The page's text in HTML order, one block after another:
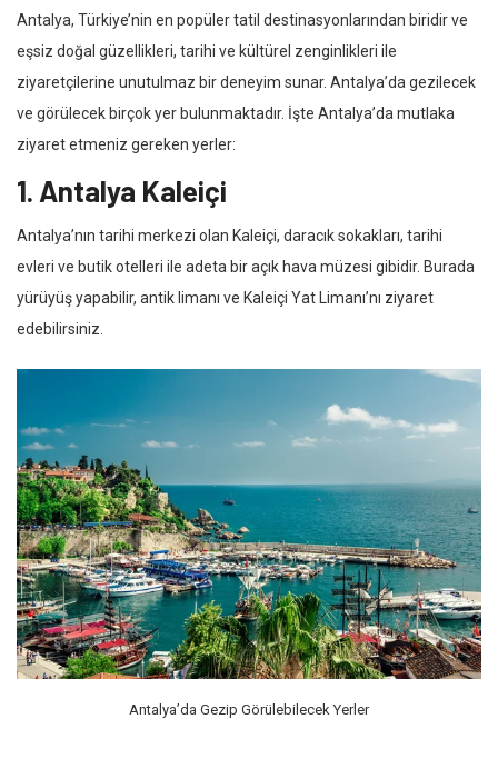
Antalya, Türkiye’nin en popüler tatil destinasyonlarından biridir ve
eşsiz doğal güzellikleri, tarihi ve kültürel zenginlikleri ile
ziyaretçilerine unutulmaz bir deneyim sunar. Antalya’da gezilecek
ve görülecek birçok yer bulunmaktadır. İşte Antalya’da mutlaka
ziyaret etmeniz gereken yerler:
1. Antalya Kaleiçi
Antalya’nın tarihi merkezi olan Kaleiçi, daracık sokakları, tarihi
evleri ve butik otelleri ile adeta bir açık hava müzesi gibidir. Burada
yürüyüş yapabilir, antik limanı ve Kaleiçi Yat Limanı’nı ziyaret
edebilirsiniz.
Antalya’da Gezip Görülebilecek Yerler